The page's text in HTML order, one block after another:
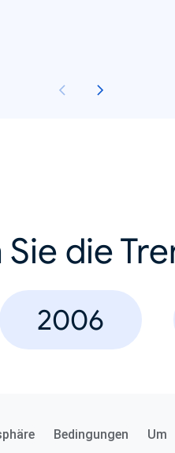
die
2006
Bedingungen Um